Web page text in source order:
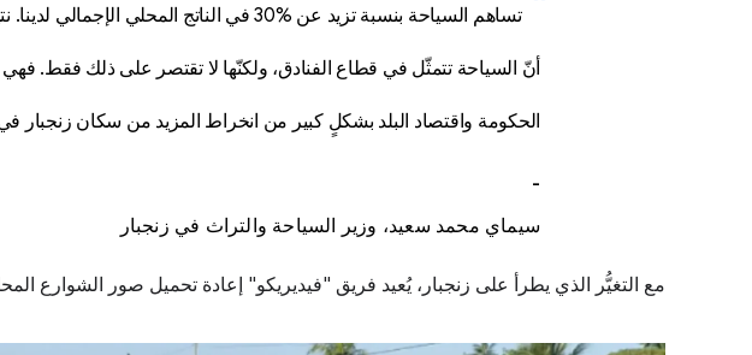
تساهم السياحة بنسبة تزيد عن %30 في
أنّ السياحة تتمثّل في قطاع الفنادق، ولكنّها لا تقتصر على ذلك فقط.
الحكومة واقتصاد البلد بشكلٍ كبير من انخراط المزيد من سكان زنجبار
-
سيماي محمد سعيد، وزير السياحة والتراث في زنجبار
مع التغيُّر الذي يطرأ على زنجبار، يُعيد فريق "فيديريكو" إعادة تحميل صور الشوارع المحلية بزاوية 360 درجة بشكلٍ منتظم، وذلك لدعم تطوير البنية التحتية وجذب